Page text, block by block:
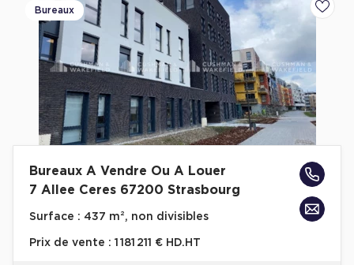
Bureaux
Bureaux A Vendre Ou A Louer
7 Allee Ceres 67200 Strasbourg
Surface : 437 m², non divisibles
Prix de vente : 1 181 211 € HD.HT